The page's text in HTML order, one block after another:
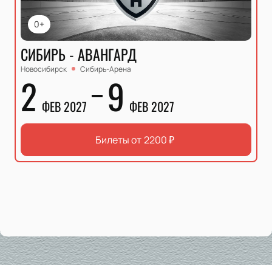
0+
СИБИРЬ - АВАНГАРД
Новосибирск Сибирь-Арена
2 ФЕВ 2027 9 ФЕВ 2027
Билеты от2200₽